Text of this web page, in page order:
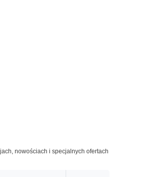
nowościach i specjalnych ofertach